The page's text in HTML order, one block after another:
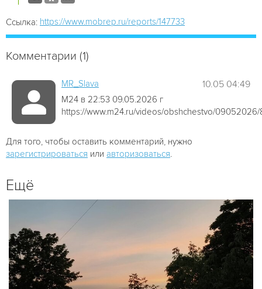
Ссылка: https://www.mobrep.ru/reports/147733
Комментарии (1)
MR_Slava 10.05 04:49
М24 в 22:53 09.05.2026 г
https://www.m24.ru/videos/obshchestvo/
Для того, чтобы оставить комментарий, нужно
зарегистрироваться или авторизоваться
Ещё